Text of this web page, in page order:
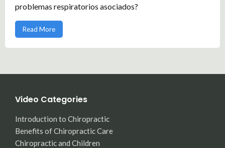
problemas respiratorios asociados?
Read More
Video Categories
Introduction to Chiropractic
Benefits of Chiropractic Care
Chiropractic and Children